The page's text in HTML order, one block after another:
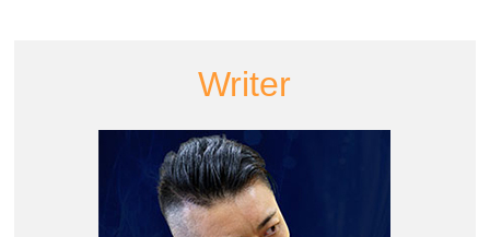
Writer